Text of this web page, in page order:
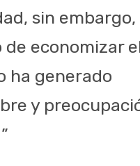
sin embargo,
economizar
ha generado
y